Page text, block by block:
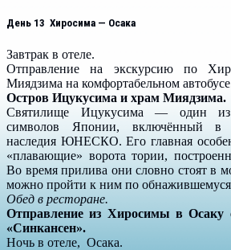
День 13 Хиросима — Осака
Завтрак в отеле.
Отправление на экскурсию по
Миядзима на комфортабельном
Остров Ицукусима и храм Миядзима.
Святилище Ицукусима — один из
символов Японии, включённый в
наследия ЮНЕСКО. Его главная
«плавающие» ворота тории,
Во время прилива они словно стоят в
можно пройти к ним по обнажившемуся
Обед в ресторане.
Отправление из Хиросимы в Осаку
«Синкансен».
Ночь в отеле, Осака.